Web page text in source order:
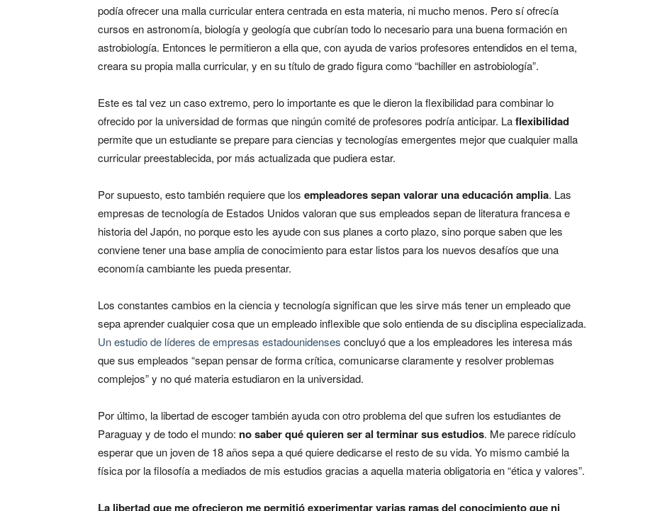
podía ofrecer una malla curricular entera centrada en esta materia, ni mucho menos. Pero sí ofrecía
cursos en astronomía, biología y geología que cubrían todo lo necesario para una buena formación en
astrobiología. Entonces le permitieron a ella que, con ayuda de varios profesores entendidos en el tema,
creara su propia malla curricular, y en su título de grado figura como “bachiller en astrobiología”.
Este es tal vez un caso extremo, pero lo importante es que le dieron la flexibilidad para combinar lo
ofrecido por la universidad de formas que ningún comité de profesores podría anticipar. Laflexibilidad
permite que un estudiante se prepare para ciencias y tecnologías emergentes mejor que cualquier malla
curricular preestablecida, por más actualizada que pudiera estar.
Por supuesto, esto también requiere que los empleadores sepan valorar una educación amplia. Las
empresas de tecnología de Estados Unidos valoran que sus empleados sepan de literatura francesa e
historia del Japón, no porque esto les ayude con sus planes a corto plazo, sino porque saben que les
conviene tener una base amplia de conocimiento para estar listos para los nuevos desafíos que una
economía cambiante les pueda presentar.
Los constantes cambios en la ciencia y tecnología significan que les sirve más tener un empleado que
sepa aprender cualquier cosa que un empleado inflexible que solo entienda de su disciplina especializada.
Un estudio de líderes de empresas estadounidenses concluyó que a los empleadores les interesa más
que sus empleados “sepan pensar de forma crítica, comunicarse claramente y resolver problemas
complejos” y no qué materia estudiaron en la universidad.
Por último, la libertad de escoger también ayuda con otro problema del que sufren los estudiantes de
Paraguay y de todo el mundo: no saber qué quieren ser al terminar sus estudios. Me parece ridículo
esperar que un joven de 18 años sepa a qué quiere dedicarse el resto de su vida. Yo mismo cambié la
física por la filosofía a mediados de mis estudios gracias a aquella materia obligatoria en “ética y valores”.
La libertad que me ofrecieron me permitió experimentar varias ramas del conocimiento que ni